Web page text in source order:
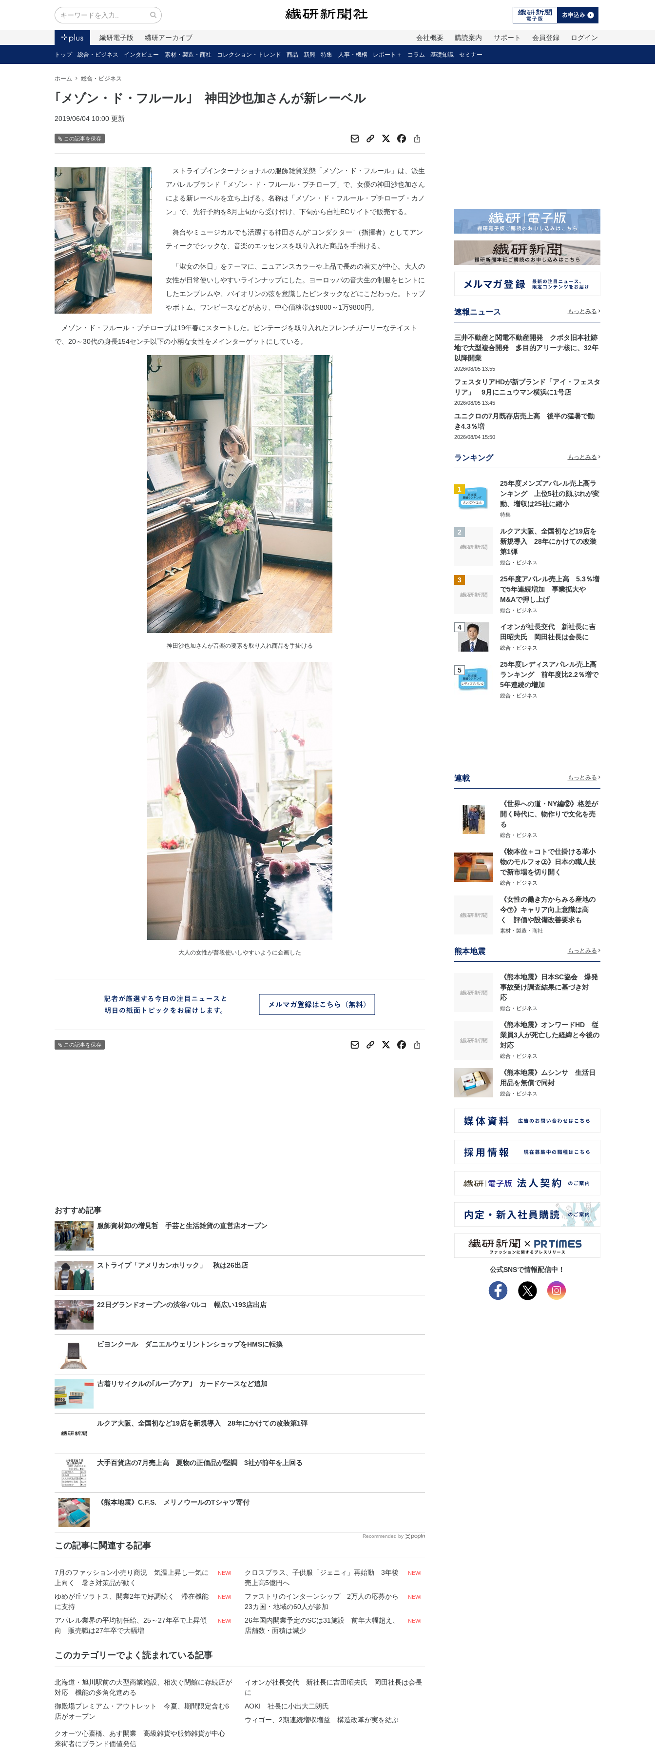
繊研電子版 繊研アーカイブ ログイン
会員登録
サポート
購読案内
会社概要
トップ 総合・ビジネス インタビュー 素材・製造・商社 コレクション・トレンド 商品 新興 特集 人事・機構 レポート＋ コラム 基礎知識 セミナー
ホーム 総合・ビジネス
｢メゾン・ド・フルール｣ 神田沙也加さんが新レーベル
2019/06/04 10:00 更新
この記事を保存
ストライプインターナショナルの服飾雑貨業態「メゾン・ド・フルール」は、派生
アパレルブランド「メゾン・ド・フルール・プチローブ」で、女優の神田沙也加さん
による新レーベルを立ち上げる。名称は「メゾン・ド・フルール・プチローブ・カノ
ン」で、先行予約を8月上旬から受け付け、下旬から自社ECサイトで販売する。
舞台やミュージカルでも活躍する神田さんが“コンダクター”（指揮者）としてアン
ティークでシックな、音楽のエッセンスを取り入れた商品を手掛ける。
「淑女の休日」をテーマに、ニュアンスカラーや上品で長めの着丈が中心。大人の
女性が日常使いしやすいラインナップにした。ヨーロッパの音大生の制服をヒントに
したエンブレムや、バイオリンの弦を意識したピンタックなどにこだわった。トップ
やボトム、ワンピースなどがあり、中心価格帯は9800～1万9800円。
メゾン・ド・フルール・プチローブは19年春にスタートした。ビンテージを取り入れたフレンチガーリーなテイスト
で、20～30代の身長154センチ以下の小柄な女性をメインターゲットにしている。
神田沙也加さんが音楽の要素を取り入れ商品を手掛ける
大人の女性が普段使いしやすいように企画した
この記事を保存
おすすめ記事
服飾資材卸の増見哲 手芸と生活雑貨の直営店オープン
ストライプ「アメリカンホリック」 秋は26出店
22日グランドオープンの渋谷パルコ 幅広い193店出店
ビヨンクール ダニエルウェリントンショップをHMSに転換
古着リサイクルの｢ループケア｣ カードケースなど追加
ルクア大阪、全国初など19店を新規導入 28年にかけての改装第1弾
大手百貨店の7月売上高 夏物の正価品が堅調 3社が前年を上回る
《熊本地震》C.F.S. メリノウールのTシャツ寄付
Recommended by
この記事に関連する記事
7月のファッション小売り商況 気温上昇し一気に
上向く 暑さ対策品が動く
NEW!
クロスプラス、子供服「ジェニィ」再始動 3年後
売上高5億円へ
NEW!
ゆめが丘ソラトス、開業2年で好調続く 滞在機能
に支持
NEW!
ファストリのインターンシップ 2万人の応募から
23カ国・地域の60人が参加
NEW!
アパレル業界の平均初任給、25～27年卒で上昇傾
向 販売職は27年卒で大幅増
NEW!
26年国内開業予定のSCは31施設 前年大幅超え、
店舗数・面積は減少
NEW!
このカテゴリーでよく読まれている記事
北海道・旭川駅前の大型商業施設、相次ぐ閉館に存続店が
対応 機能の多角化進める
イオンが社長交代 新社長に吉田昭夫氏 岡田社長は会長
に
御殿場プレミアム・アウトレット 今夏、期間限定含む6
店がオープン
AOKI 社長に小出大二朗氏
ウィゴー、2期連続増収増益 構造改革が実を結ぶ
クオーツ心斎橋、あす開業 高級雑貨や服飾雑貨が中心
来街者にブランド価値発信
速報ニュース もっとみる
三井不動産と関電不動産開発 クボタ旧本社跡
地で大型複合開発 多目的アリーナ核に、32年
以降開業
2026/08/05 13:55
フェスタリアHDが新ブランド「アイ・フェスタ
リア」 9月にニュウマン横浜に1号店
2026/08/05 13:45
ユニクロの7月既存店売上高 後半の猛暑で動
き4.3％増
2026/08/04 15:50
ランキング もっとみる
1
25年度メンズアパレル売上高ラ
ンキング 上位5社の顔ぶれが変
動、増収は25社に縮小
特集
2
ルクア大阪、全国初など19店を
新規導入 28年にかけての改装
第1弾
総合・ビジネス
3
25年度アパレル売上高 5.3％増
で5年連続増加 事業拡大や
M&Aで押し上げ
総合・ビジネス
4
イオンが社長交代 新社長に吉
田昭夫氏 岡田社長は会長に
総合・ビジネス
5
25年度レディスアパレル売上高
ランキング 前年度比2.2％増で
5年連続の増加
総合・ビジネス
連載 もっとみる
《世界への道・NY編⑫》格差が
開く時代に、物作りで文化を売
る
総合・ビジネス
《物本位＋コトで仕掛ける革小
物のモルフォ㊤》日本の職人技
で新市場を切り開く
総合・ビジネス
《女性の働き方からみる産地の
今㊦》キャリア向上意識は高
く 評価や設備改善要求も
素材・製造・商社
熊本地震 もっとみる
《熊本地震》日本SC協会 爆発
事故受け調査結果に基づき対
応
総合・ビジネス
《熊本地震》オンワードHD 従
業員3人が死亡した経緯と今後の
対応
総合・ビジネス
《熊本地震》ムシンサ 生活日
用品を無償で同封
総合・ビジネス
公式SNSで情報配信中！